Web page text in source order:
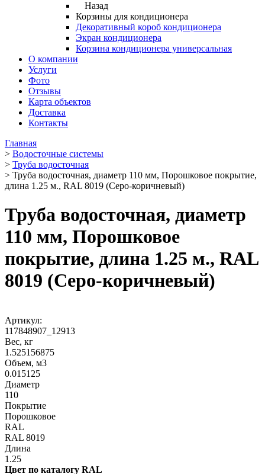
Назад
Корзины для кондиционера
Декоративный короб кондиционера
Экран кондиционера
Корзина кондиционера универсальная
О компании
Услуги
Фото
Отзывы
Карта объектов
Доставка
Контакты
Главная
> Водосточные системы
> Труба водосточная
> Труба водосточная, диаметр 110 мм, Порошковое покрытие,
длина 1.25 м., RAL 8019 (Серо-коричневый)
Труба водосточная, диаметр
110 мм, Порошковое
покрытие, длина 1.25 м., RAL
8019 (Серо-коричневый)
Артикул:
117848907_12913
Вес, кг
1.525156875
Объем, м3
0.015125
Диаметр
110
Покрытие
Порошковое
RAL
RAL 8019
Длина
1.25
Цвет по каталогу RAL